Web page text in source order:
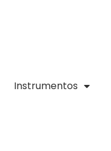
Instrumentos